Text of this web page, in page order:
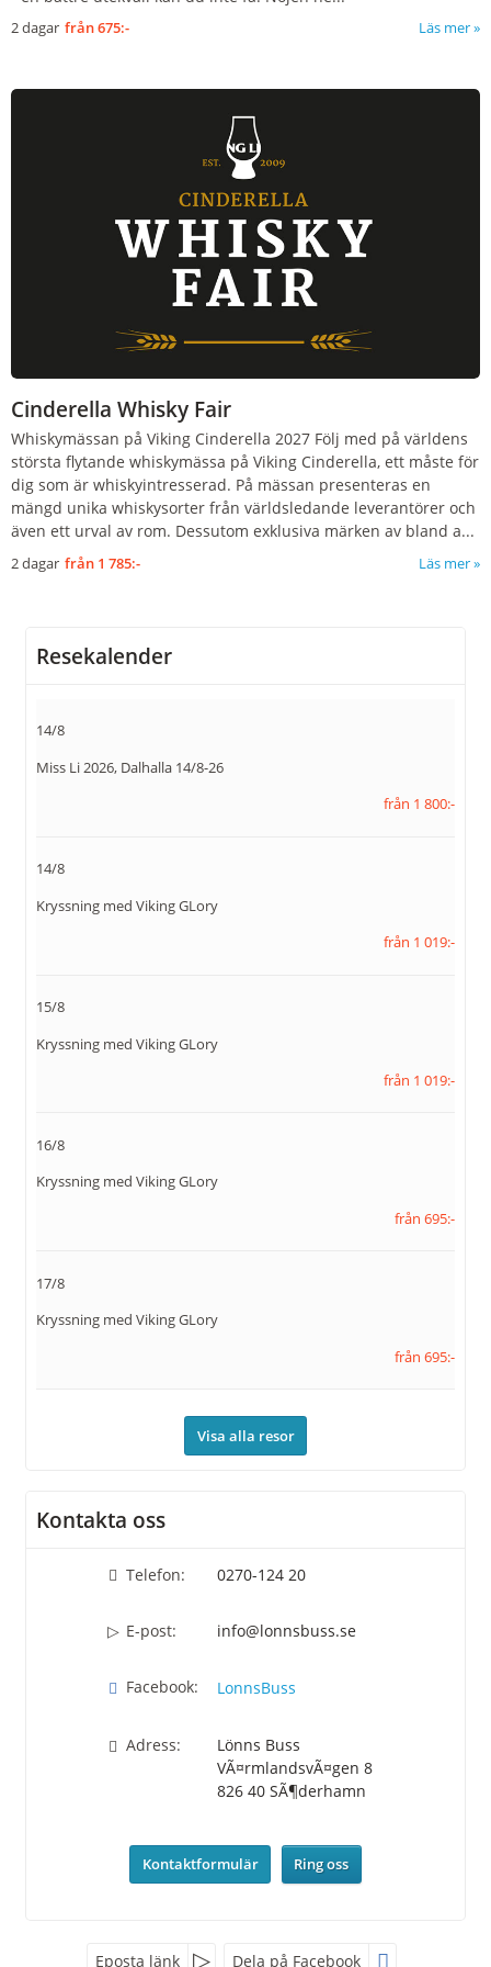
2 dagar från675:- Läs mer
Cinderella Whisky Fair
Whiskymässan på Viking Cinderella 2027 Följ med på världens
största flytande whiskymässa på Viking Cinderella, ett måste för
dig som är whiskyintresserad. På mässan presenteras en
mängd unika whiskysorter från världsledande leverantörer och
även ett urval av rom. Dessutom exklusiva märken av bland a...
2 dagar från 1 785:- Läs mer
Resekalender
14/8
Miss Li 2026, Dalhalla 14/8-26
från 1 800:-
14/8
Kryssning med Viking GLory
från 1 019:-
15/8
Kryssning med Viking GLory
från 1 019:-
16/8
Kryssning med Viking GLory
från 695:-
17/8
Kryssning med Viking GLory
från 695:-
Visa alla resor
Kontakta oss
Telefon: ​​​​​​​0270-124 20
E-post: info@lonnsbuss.se
Facebook: LonnsBuss
Adress:
Lönns Buss
VÃ¤rmlandsvÃ¤gen 8
826 40 SÃ¶derhamn
Kontaktformulär Ring oss
FacebookEposta länk Dela på Facebook